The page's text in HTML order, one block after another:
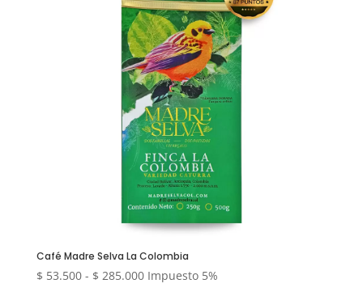
$ 66.500
Café Madre Selva La Colombia
$ 53.500 - $ 285.000Rango
Impuesto 5%